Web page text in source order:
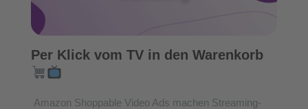
Per Klick vom TV in den Warenkorb
Amazon Shoppable Video Ads machen Streaming-